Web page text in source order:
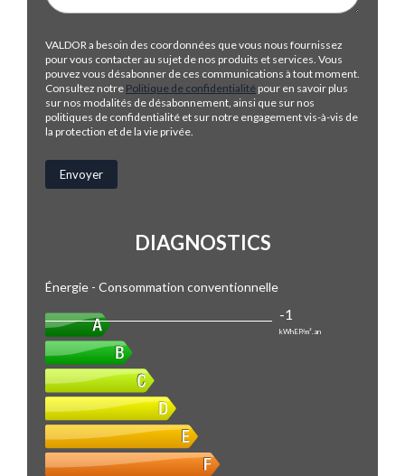
VALDOR a besoin des coordonnées que vous nous fournissez
pour vous contacter au sujet de nos produits et services. Vous
pouvez vous désabonner de ces communications à tout moment.
Consultez notre Politique de confidentialité pour en savoir plus
sur nos modalités de désabonnement, ainsi que sur nos
politiques de confidentialité et sur notre engagement vis-à-vis de
la protection et de la vie privée.
DIAGNOSTICS
Énergie - Consommation conventionnelle
-1
kWhEP/m².an